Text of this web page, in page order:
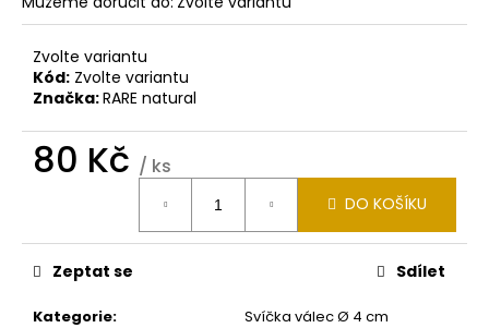
Zvolte variantu
Kód: Zvolte variantu
Značka:RARE natural
80 Kč / ks
DO KOŠÍKU
Kategorie:
Svíčka válec Ø 4 cm
Zeptat se Sdílet
e
SVÍČKA
VÁLEC
Ø
9,6
CM
360
Kč